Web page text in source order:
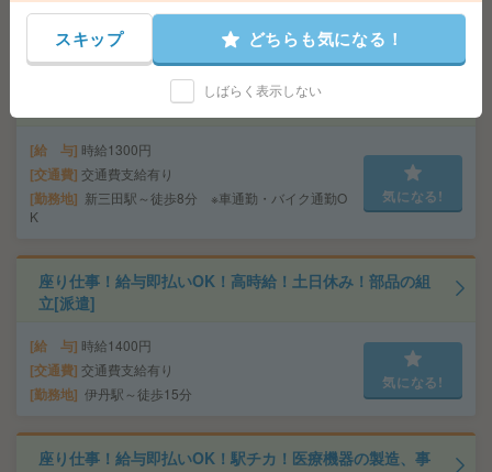
など勤務地多数！
座り仕事！給与即払いOK！高時給！土日休み！部品の検
給 与 時給1300円
交通費 交通費支給有り
勤務地
新三田駅～徒歩8分 ※車通勤・バイク通勤O
K
気になる!
座り仕事！給与即払いOK！高時給！土日休み！部品の組
立[派遣]
給 与 時給1400円
交通費 交通費支給有り
勤務地 伊丹駅～徒歩15分
気になる!
座り仕事！給与即払いOK！駅チカ！医療機器の製造、事
スキップ どちらも気になる！
しばらく表示しない